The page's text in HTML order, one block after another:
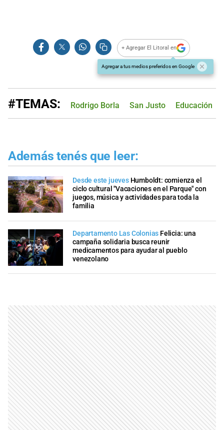
+ Agregar El Litoral en
Agregar a tus medios preferidos en Google
#TEMAS: Rodrigo Borla San Justo Educación
Además tenés que leer:
Desde este jueves Humboldt: comienza el
ciclo cultural "Vacaciones en el Parque" con
juegos, música y actividades para toda la
familia
Departamento Las Colonias Felicia: una
campaña solidaria busca reunir
medicamentos para ayudar al pueblo
venezolano